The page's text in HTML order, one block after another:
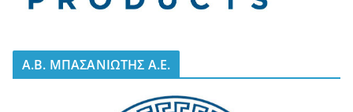
A.B. ΜΠΑΣΑΝΙΩΤΗΣ Α.Ε.